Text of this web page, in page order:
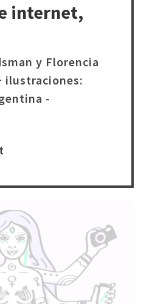
internet,
y Florencia
ilustraciones:
-